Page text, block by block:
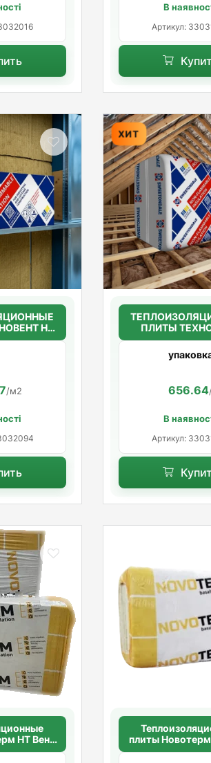
В
Артикул:
Н
м3)
/м2
ХИТ
ПЛИТЫ
ЭКСТРА 50мм.
656.64
В
Артикул:
НТ Вент
плиты
30